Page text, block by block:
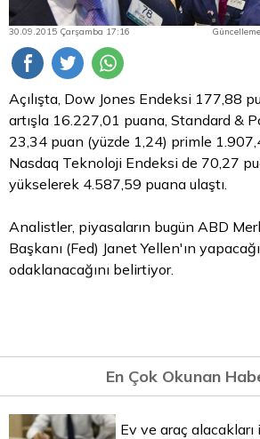
30.09.2015 Çarşamba 17:16
Açılışta, Dow Jones Endeksi 177,88
artışla 16.227,01 puana, Standard &
23,34 puan (yüzde 1,24) primle
Nasdaq Teknoloji Endeksi de 70,27
yükselerek 4.587,59 puana ulaştı.
Analistler, piyasaların bugün ABD
Başkanı (Fed) Janet Yellen'ın
odaklanacağını belirtiyor.
En Çok Okunan
Ev ve araç